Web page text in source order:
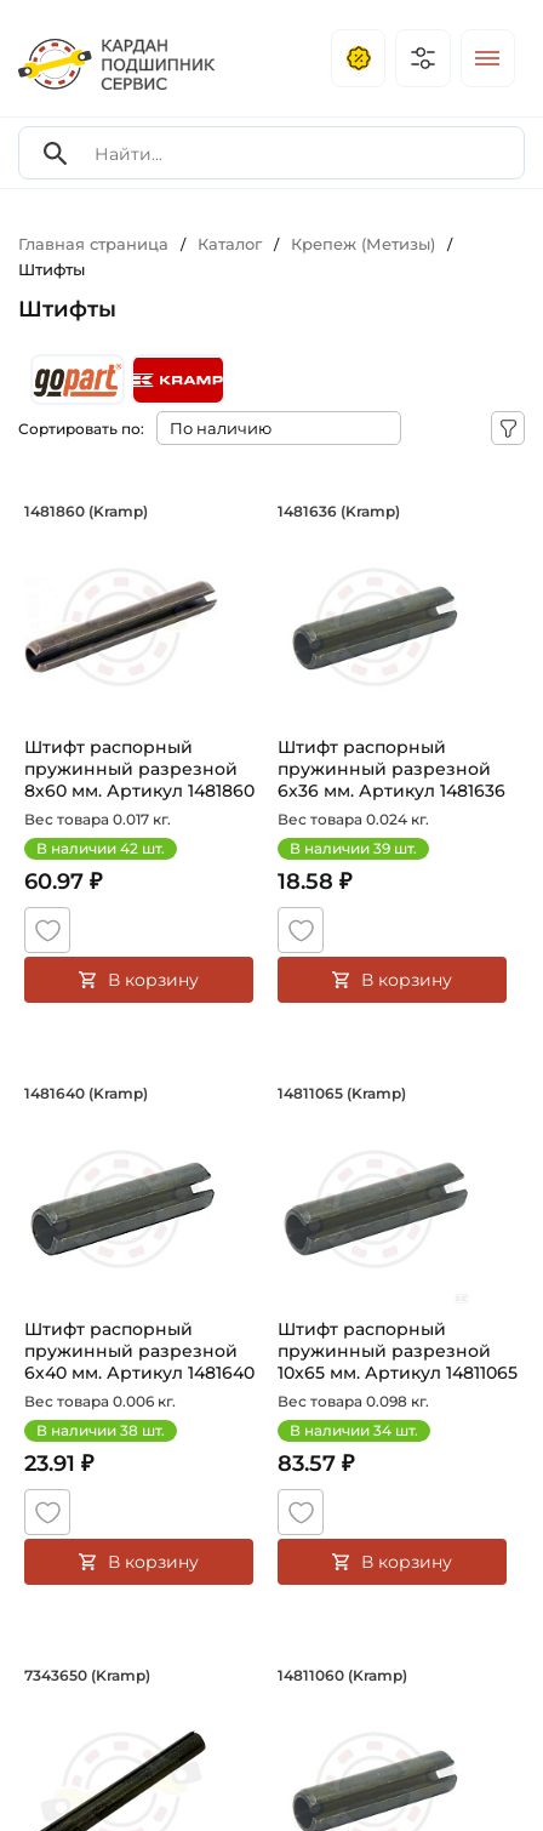
Главная страница / Каталог / Крепеж (Метизы) /
Штифты
Штифты
Сортировать по:
Штифт распорный пружинный
1481860 (Kramp)
Штифт распорный
пружинный разрезной
8х60 мм. Артикул 1481860
(Kramp)
Вес товара 0.017 кг.
В наличии 42 шт.
60.97 ₽
В корзину
Штифт распорный
1481636 (Kramp)
Штифт распорный
пружинный разрезной
6х36 мм. Артикул 1481636
(Kramp)
Вес товара 0.024 кг.
В наличии 39 шт.
18.58 ₽
В корзину
Штифт распорный пружинный
1481640 (Kramp)
Штифт распорный
пружинный разрезной
6х40 мм. Артикул 1481640
(Kramp)
Вес товара 0.006 кг.
В наличии 38 шт.
23.91 ₽
В корзину
Штифт распорный
14811065 (Kramp)
Штифт распорный
пружинный разрезной
10x65 мм. Артикул 14811065
(Kramp)
Вес товара 0.098 кг.
В наличии 34 шт.
83.57 ₽
В корзину
Штифт распорный пружинный
7343650 (Kramp) Штифт распорный
14811060 (Kramp)